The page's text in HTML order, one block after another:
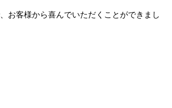
お客様から喜んでいただくことができまし